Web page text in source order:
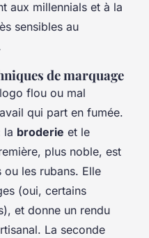
aux millennials et à la
sensibles au
de marquage
flou ou mal
qui part en fumée.
la broderie et le
plus noble, est
les rubans. Elle
(oui, certains
et donne un rendu
La seconde